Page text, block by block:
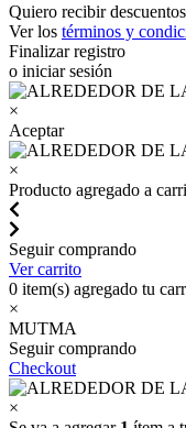
Quiero recibir
Ver los términos y
Finalizar registro
o iniciar sesión
×
Aceptar
×
Producto agregado a
Seguir comprando
Ver carrito
0 item(s) agregado tu
×
MUTMA
Seguir comprando
Checkout
×